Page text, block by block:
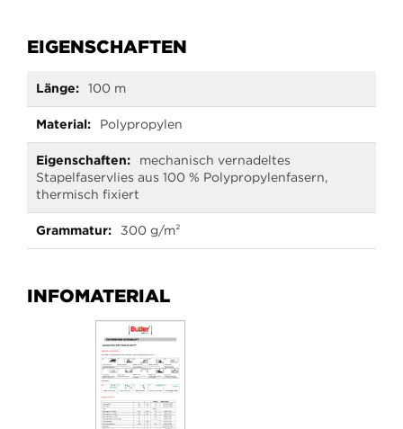
EIGENSCHAFTEN
Informationen
100 m
Polypropylen
mechanisch vernadeltes
Stapelfaservlies aus 100 % Polypropylenfasern,
thermisch fixiert
300 g/m²
INFOMATERIAL